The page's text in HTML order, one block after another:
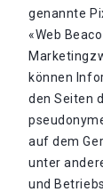
genannte
«Web
können
den Seiten
auf dem
unter
und